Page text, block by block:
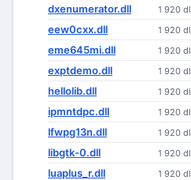
dxenumerator.dll 1 920 dl
eew0cxx.dll 1 920 dl
eme645mi.dll 1 920 dl
exptdemo.dll 1 920 dl
hellolib.dll 1 920 dl
ipmntdpc.dll 1 920 dl
lfwpg13n.dll 1 920 dl
libgtk-0.dll 1 920 dl
luaplus_r.dll 1 920 dl